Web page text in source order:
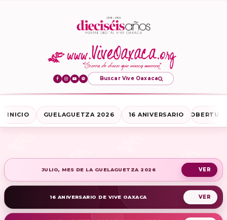
Buscar Vive Oaxaca
INICIO GUELAGUETZA 2026 16 ANIVERSARIO
JULIO, MES DE LA GUELAGUETZA 2026
16 ANIVERSARIO DE VIVE OAXACA